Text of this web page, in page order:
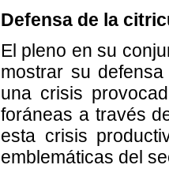
Defensa de la
El pleno en su
mostrar su
una crisis
foráneas a través
esta crisis
emblemáticas del